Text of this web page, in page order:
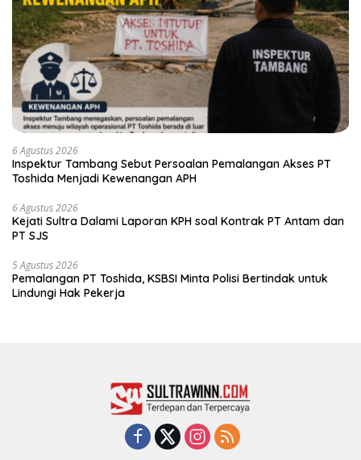
6 Agustus 2026
Inspektur Tambang Sebut Persoalan Pemalangan Akses PT
Toshida Menjadi Kewenangan APH
6 Agustus 2026
Kejati Sultra Dalami Laporan KPH soal Kontrak PT Antam dan
PT SJS
5 Agustus 2026
Pemalangan PT Toshida, KSBSI Minta Polisi Bertindak untuk
Lindungi Hak Pekerja